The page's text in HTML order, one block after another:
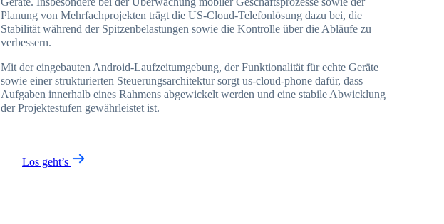
Planung von Mehrfachprojekten trägt die US-Cloud-Telefonlösung dazu bei, die
Stabilität während der Spitzenbelastungen sowie die Kontrolle über die Abläufe zu
verbessern.
Mit der eingebauten Android-Laufzeitumgebung, der Funktionalität für echte Geräte
sowie einer strukturierten Steuerungsarchitektur sorgt us-cloud-phone dafür, dass
Aufgaben innerhalb eines Rahmens abgewickelt werden und eine stabile Abwicklung
der Projektestufen gewährleistet ist.
Los geht’s